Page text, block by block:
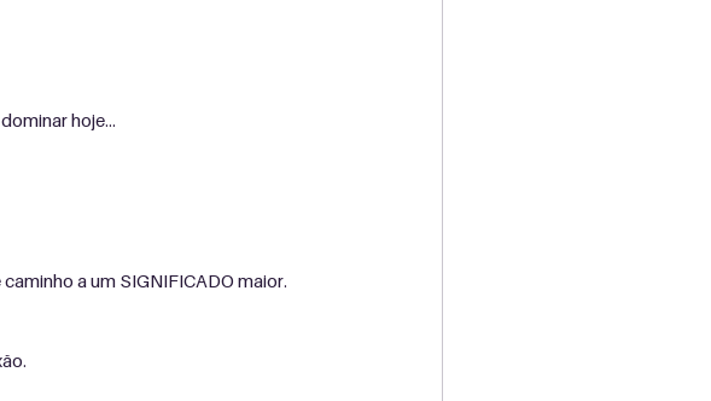
hoje...
a um SIGNIFICADO maior.